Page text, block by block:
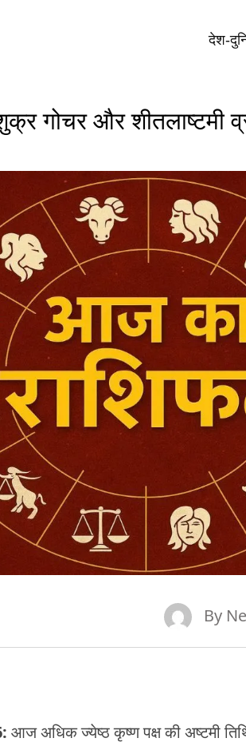
देश-
गोचर और शीतलाष्टमी
By
आज अधिक ज्येष्ठ कृष्ण पक्ष की अष्टमी